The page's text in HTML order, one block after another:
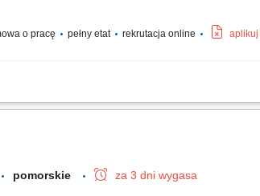
o pracę pełny etat rekrutacja online aplikuj
pracy – od cięcia po finalny montaż; Wykonywanie
pomorskie za 3 dni wygasa